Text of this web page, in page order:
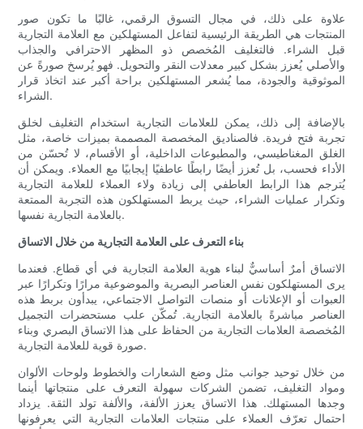
علاوة على ذلك، في مجال التسوق الرقمي، غالبًا ما تكون صور
المنتجات هي الطريقة الرئيسية لتفاعل المستهلكين مع العلامة التجارية
قبل الشراء. فالتغليف المُخصص ذو المظهر الاحترافي والجذاب
والأصلي يُعزز بشكل كبير معدلات النقر والتحويل. فهو يُرسخ صورةً عن
الموثوقية والجودة، مما يُشعر المستهلكين براحة أكبر عند اتخاذ قرار
الشراء.
بالإضافة إلى ذلك، يمكن للعلامات التجارية استخدام التغليف لخلق
تجربة فتح فريدة. فالصناديق المخصصة المصممة بميزات خاصة، مثل
الغلق المغناطيسي، والمطبوعات الداخلية، أو الأقسام، لا تُحسّن من
الأداء فحسب، بل تُعزز أيضًا رابطًا عاطفيًا إيجابيًا مع العملاء. ويمكن أن
يُترجم هذا الرابط العاطفي إلى زيادة ولاء العملاء للعلامة التجارية
وتكرار عمليات الشراء، حيث يربط المستهلكون هذه التجربة الممتعة
بالعلامة التجارية نفسها.
بناء التعرف على العلامة التجارية من خلال الاتساق
الاتساق أمرٌ أساسيٌّ لبناء هوية العلامة التجارية في أي قطاع. فعندما
يرى المستهلكون نفس العناصر البصرية والموضوعية مرارًا وتكرارًا عبر
العبوات أو الإعلانات أو منصات التواصل الاجتماعي، يبدأون بربط هذه
العناصر مباشرةً بالعلامة التجارية. تُمكّن علب مستحضرات التجميل
المُخصصة العلامات التجارية من الحفاظ على هذا الاتساق البصري وبناء
صورة قوية للعلامة التجارية.
من خلال توحيد جوانب مثل وضع الشعارات والخطوط ولوحات الألوان
ومواد التغليف، تضمن الشركات سهولة التعرف على منتجاتها أينما
وجدها المستهلك. هذا الاتساق يعزز الألفة، والألفة تولد الثقة. يزداد
احتمال تعرّف العملاء على منتجات العلامات التجارية التي يعرفونها